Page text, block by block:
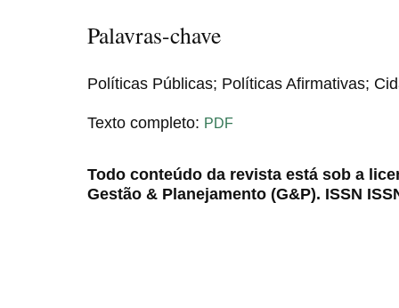
Palavras-chave
Políticas Públicas; Políticas Afirmativas;
Texto completo: PDF
Todo conteúdo da revista está sob a
Gestão & Planejamento (G&P). ISSN